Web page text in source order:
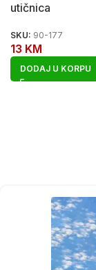
utičnica
SKU: 90-177
13 KM
DODAJ U KORPU